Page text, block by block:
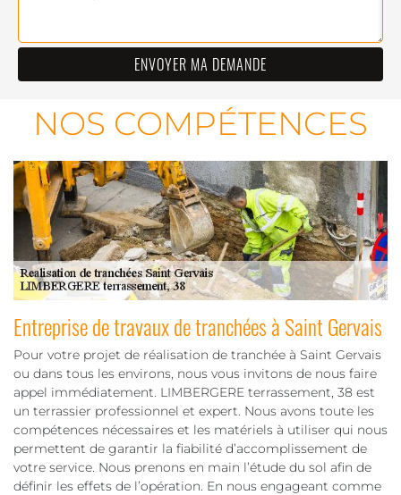
NOS COMPÉTENCES
Entreprise de travaux de tranchées à Saint Gervais
Pour votre projet de réalisation de tranchée à Saint Gervais
ou dans tous les environs, nous vous invitons de nous faire
appel immédiatement. LIMBERGERE terrassement, 38 est
un terrassier professionnel et expert. Nous avons toute les
compétences nécessaires et les matériels à utiliser qui nous
permettent de garantir la fiabilité d’accomplissement de
votre service. Nous prenons en main l’étude du sol afin de
définir les effets de l’opération. En nous engageant comme